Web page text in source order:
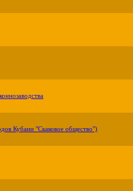
Кубани "Скаковое общество")